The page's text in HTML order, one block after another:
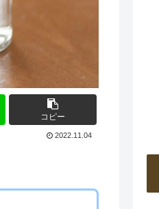
コピー
2022.11.04